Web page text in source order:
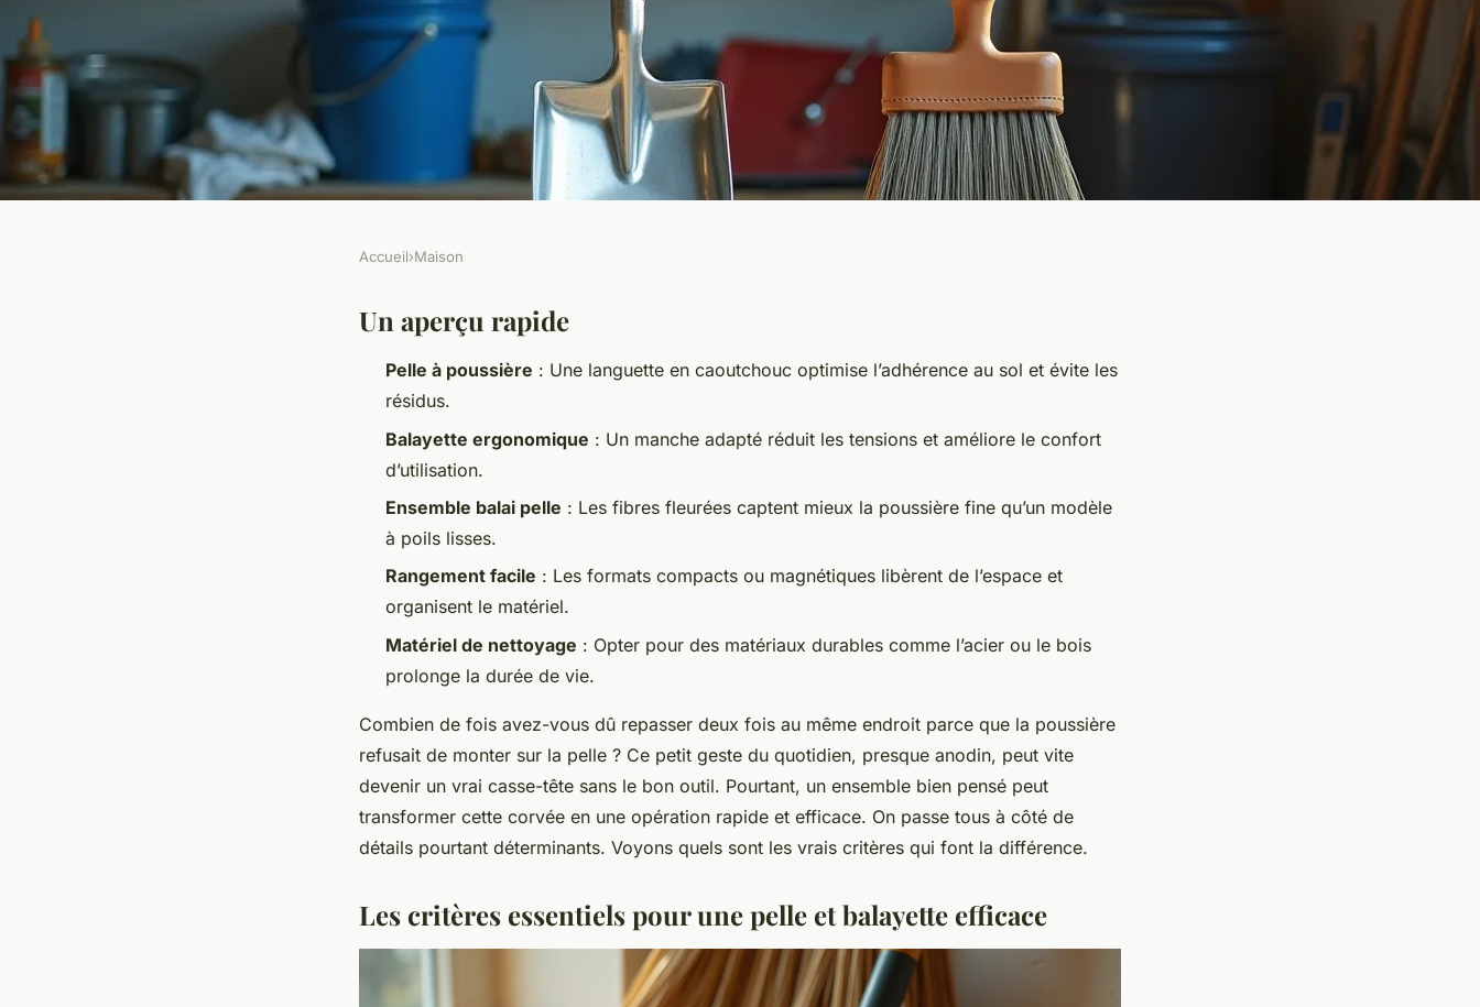
Choisissez une pelle et balayette pour
un nettoyage optimisé
Accueil›Maison
Un aperçu rapide
Pelle à poussière : Une languette en caoutchouc optimise l’adhérence au sol et évite les
résidus.
Balayette ergonomique : Un manche adapté réduit les tensions et améliore le confort
d’utilisation.
Ensemble balai pelle : Les fibres fleurées captent mieux la poussière fine qu’un modèle
à poils lisses.
Rangement facile : Les formats compacts ou magnétiques libèrent de l’espace et
organisent le matériel.
Matériel de nettoyage : Opter pour des matériaux durables comme l’acier ou le bois
prolonge la durée de vie.
Combien de fois avez-vous dû repasser deux fois au même endroit parce que la poussière
refusait de monter sur la pelle ? Ce petit geste du quotidien, presque anodin, peut vite
devenir un vrai casse-tête sans le bon outil. Pourtant, un ensemble bien pensé peut
transformer cette corvée en une opération rapide et efficace. On passe tous à côté de
détails pourtant déterminants. Voyons quels sont les vrais critères qui font la différence.
Les critères essentiels pour une pelle et balayette efficace